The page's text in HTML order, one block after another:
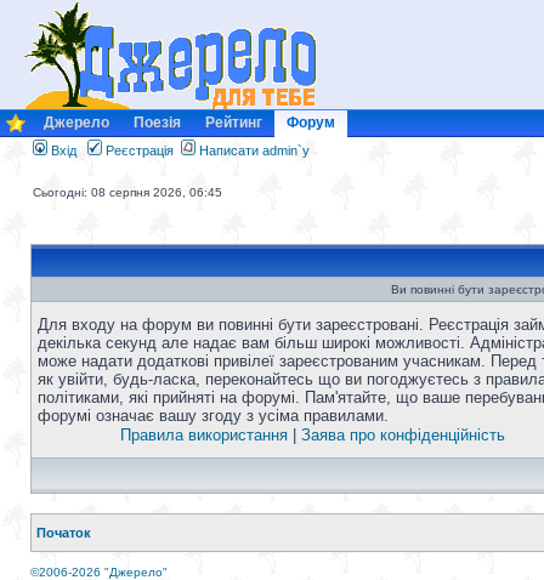
Джерело Поезія Рейтинг Форум
Вхід Реєстрація Написати admin`у
Сьогодні: 08 серпня 2026, 06:45
Ви повинні бути
Для входу на форум ви повинні бути зареєстровані. Реєстрація
декілька секунд але надає вам більш широкі можливості.
може надати додаткові привілеї зареєстрованим учасникам. Перед
як увійти, будь-ласка, переконайтесь що ви погоджуєтесь з
політиками, які прийняті на форумі. Пам'ятайте, що ваше
форумі означає вашу згоду з усіма правилами.
Правила використання
Заява про конфіденційність
Початок
©2006-2026 "Джерело"